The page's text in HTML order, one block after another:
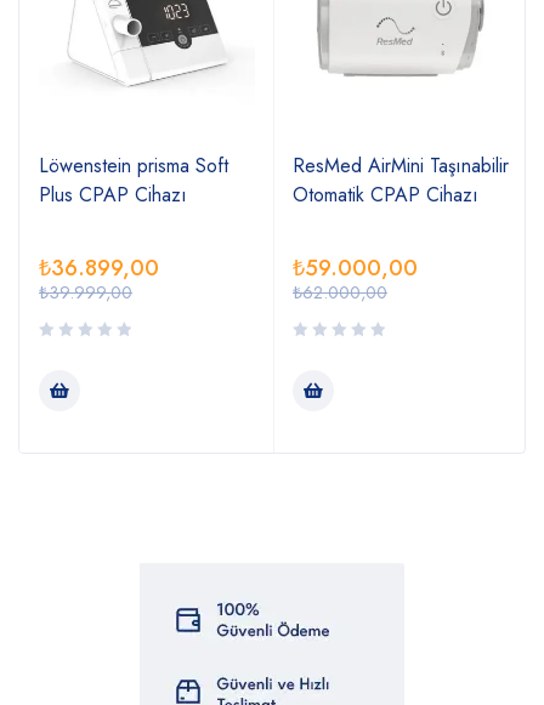
Löwenstein prisma Soft
Plus CPAP Cihazı
₺39.999,00
₺36.899,00
ResMed AirMini Taşınabilir
Otomatik CPAP Cihazı
₺62.000,00
₺59.000,00